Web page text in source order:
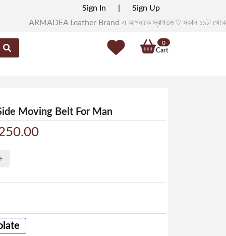
Sign In
Sign Up
ARMADEA Leather Brand এ আপনাকে স্বাগতম ♡ সকাল ১১টা থেকে রাত ৯টা
Cart
0
Moving Belt For Man